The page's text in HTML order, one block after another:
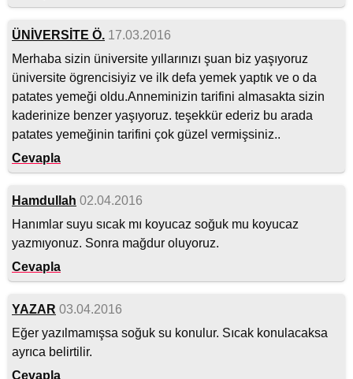
ÜNİVERSİTE Ö. 17.03.2016
Merhaba sizin üniversite yıllarınızı şuan biz yaşıyoruz
üniversite ögrencisiyiz ve ilk defa yemek yaptık ve o da
patates yemeği oldu.Anneminizin tarifini almasakta sizin
kaderinize benzer yaşıyoruz. teşekkür ederiz bu arada
patates yemeğinin tarifini çok güzel vermişsiniz..
Cevapla
Hamdullah 02.04.2016
Hanımlar suyu sıcak mı koyucaz soğuk mu koyucaz
yazmıyonuz. Sonra mağdur oluyoruz.
Cevapla
YAZAR 03.04.2016
Eğer yazılmamışsa soğuk su konulur. Sıcak konulacaksa
ayrıca belirtilir.
Cevapla